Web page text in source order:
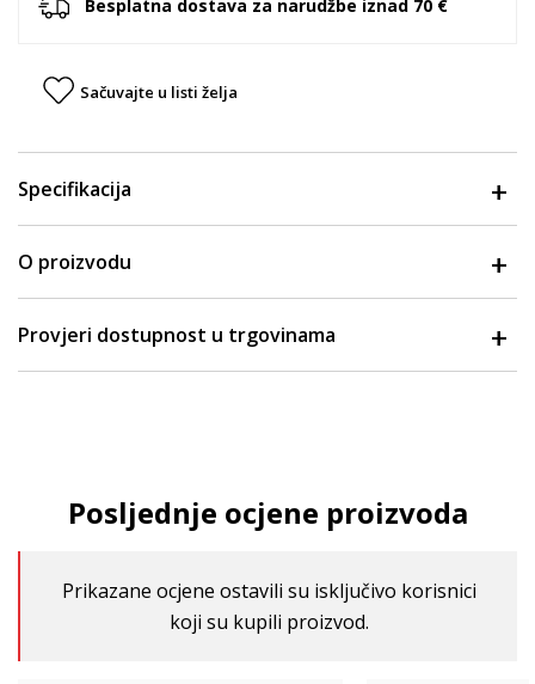
Besplatna dostava za narudžbe iznad 70 €
Sačuvajte u listi želja
Specifikacija
O proizvodu
Provjeri dostupnost u trgovinama
Posljednje ocjene proizvoda
Prikazane ocjene ostavili su isključivo korisnici
koji su kupili proizvod.